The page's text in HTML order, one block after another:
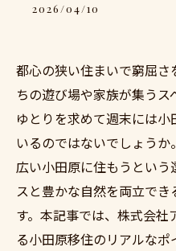
2026/04/10
都心の狭い住まいで窮屈
ちの遊び場や家族が集う
ゆとりを求めて週末には
いるのではないでしょう
広い小田原に住もうとい
スと豊かな自然を両立で
す。本記事では、株式会
る小田原移住のリアルな